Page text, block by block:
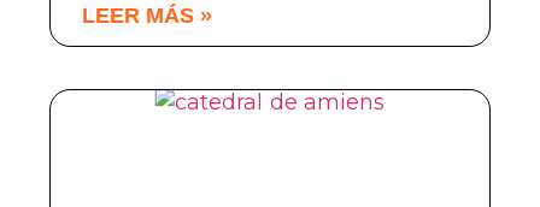
LEER MÁS »